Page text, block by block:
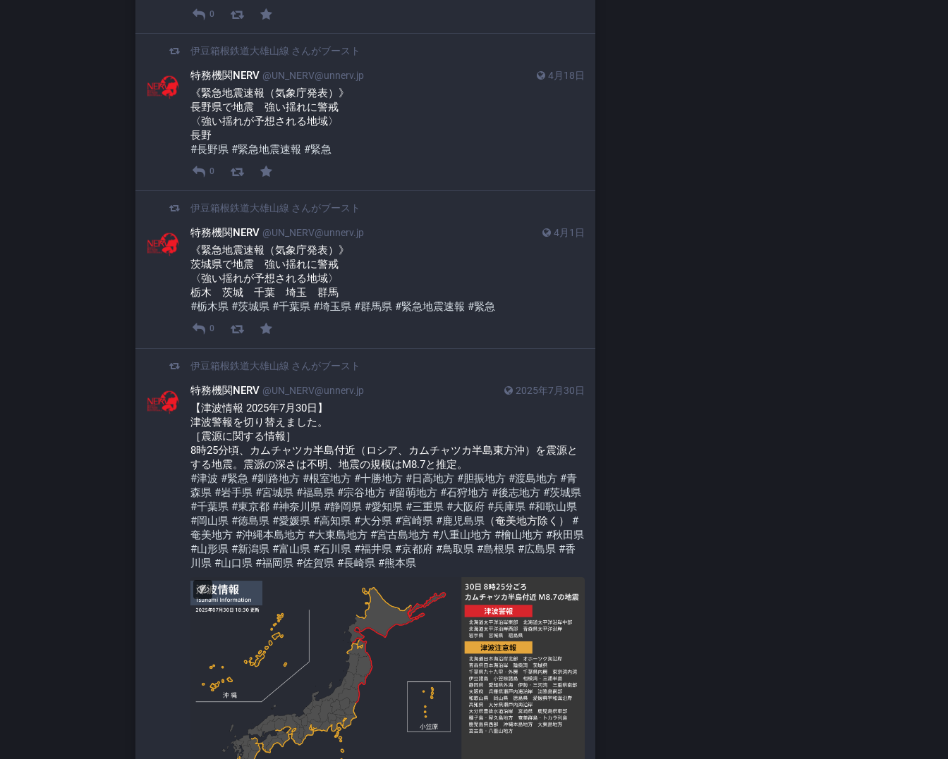
0
伊豆箱根鉄道大雄山線 さんがブースト
4月18日
特務機関NERV @UN_NERV@unnerv.jp
《緊急地震速報（気象庁発表）》
長野県で地震　強い揺れに警戒
〈強い揺れが予想される地域〉
長野
#長野県 #緊急地震速報 #緊急
0
伊豆箱根鉄道大雄山線 さんがブースト
4月1日
特務機関NERV @UN_NERV@unnerv.jp
《緊急地震速報（気象庁発表）》
茨城県で地震　強い揺れに警戒
〈強い揺れが予想される地域〉
栃木　茨城　千葉　埼玉　群馬
#栃木県 #茨城県 #千葉県 #埼玉県 #群馬県 #緊急地震速報 #緊急
0
伊豆箱根鉄道大雄山線 さんがブースト
2025年7月30日
特務機関NERV @UN_NERV@unnerv.jp
【津波情報 2025年7月30日】
津波警報を切り替えました。
［震源に関する情報］
8時25分頃、カムチャツカ半島付近（ロシア、カムチャツカ半島東方沖）を震源と
する地震。震源の深さは不明、地震の規模はM8.7と推定。
#津波 #緊急 #釧路地方 #根室地方 #十勝地方 #日高地方 #胆振地方 #渡島地方 #青
森県 #岩手県 #宮城県 #福島県 #宗谷地方 #留萌地方 #石狩地方 #後志地方 #茨城県
#千葉県 #東京都 #神奈川県 #静岡県 #愛知県 #三重県 #大阪府 #兵庫県 #和歌山県
#岡山県 #徳島県 #愛媛県 #高知県 #大分県 #宮崎県 #鹿児島県 （奄美地方除く） #
奄美地方 #沖縄本島地方 #大東島地方 #宮古島地方 #八重山地方 #檜山地方 #秋田県
#山形県 #新潟県 #富山県 #石川県 #福井県 #京都府 #鳥取県 #島根県 #広島県 #香
川県 #山口県 #福岡県 #佐賀県 #長崎県 #熊本県